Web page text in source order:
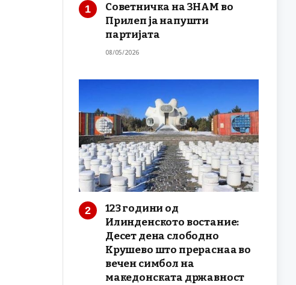
Советничка на ЗНАМ во
Прилеп ја напушти
партијата
08/05/2026
123 години од
Илинденското востание:
Десет дена слободно
Крушево што прераснаа во
вечен симбол на
македонската државност